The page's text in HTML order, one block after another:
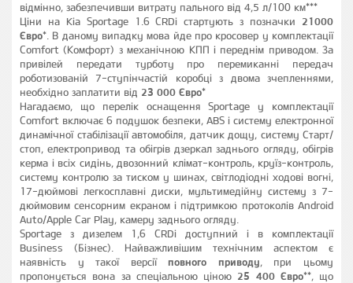
відмінно, забезпечивши витрату пального від 4,5 л/100 км***
Ціни на Kia Sportage 1.6 CRDi стартують з позначки 21000
Євро*. В даному випадку мова йде про кросовер у комплектації
Comfort (Комфорт) з механічною КПП і переднім приводом. За
привілей передати турботу про перемиканні передач
роботизованій 7-ступінчастій коробці з двома зчепленнями,
необхідно заплатити від 23 000 Євро*
Нагадаємо, що перелік оснащення Sportage у комплектації
Comfort включає 6 подушок безпеки, ABS і систему електронної
динамічної стабілізації автомобіля, датчик дощу, систему Старт/
стоп, електропривод та обігрів дзеркал заднього огляду, обігрів
керма і всіх сидінь, двозонний клімат-контроль, круїз-контроль,
систему контролю за тиском у шинах, світлодіодні ходові вогні,
17-дюймові легкосплавні диски, мультимедійну систему з 7-
дюймовим сенсорним екраном і підтримкою протоколів Android
Auto/Apple Car Play, камеру заднього огляду.
Sportage з дизелем 1,6 CRDi доступний і в комплектації
Business (Бізнес). Найважливішим технічним аспектом є
наявність у такої версіїповного приводу, при цьому
пропонується вона за спеціальною ціною 25 400 Євро**, що